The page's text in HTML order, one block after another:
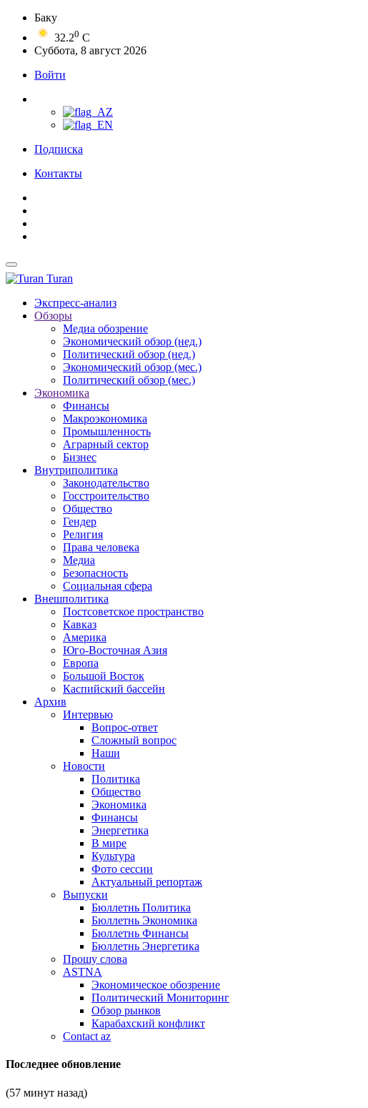
Баку
32.20 C
Суббота, 8 август 2026
Войти
Подписка
Контакты
Turan
Экспресс-анализ
Обзоры
Медиа обозрение
Экономический обзор (нед.)
Политический обзор (нед.)
Экономический обзор (мес.)
Политический обзор (мес.)
Экономика
Финансы
Макроэкономика
Промышленность
Аграрный сектор
Бизнес
Внутриполитика
Законодательство
Госстроительство
Общество
Гендер
Религия
Права человека
Медиа
Безопасность
Социальная сфера
Внешполитика
Постсоветское пространство
Кавказ
Америка
Юго-Восточная Азия
Европа
Большой Восток
Каспийский бассейн
Архив
Интервью
Вопрос-ответ
Сложный вопрос
Наши
Новости
Политика
Общество
Экономика
Финансы
Энергетика
В мире
Культура
Фото сессии
Актуальный репортаж
Выпуски
Бюллетнь Политика
Бюллетнь Экономика
Бюллетнь Финансы
Бюллетнь Энергетика
Прошу слова
ASTNA
Экономическое обозрение
Политический Мониторинг
Обзор рынков
Карабахский конфликт
Contact az
Последнее обновление
(57 минут назад)